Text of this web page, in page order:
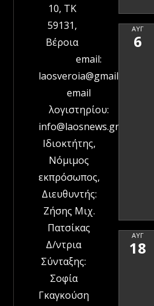
10, ΤΚ
59131,
Βέροια
email:
laosveroia@gmail.com
email
λογιστηρίου:
info@laosnews.gr
Ιδιοκτήτης,
Νόμιμος
εκπρόσωπος,
Διευθυντής:
Ζήσης Μιχ.
Πατσίκας
Δ/ντρια
Σύνταξης:
Σοφία
Γκαγκούση
ΑΥΓ
6
ΑΥΓ
18